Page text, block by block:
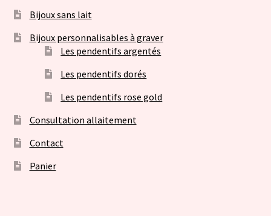
Bijoux sans lait
Bijoux personnalisables à graver
Les pendentifs argentés
Les pendentifs dorés
Les pendentifs rose gold
Consultation allaitement
Contact
Panier